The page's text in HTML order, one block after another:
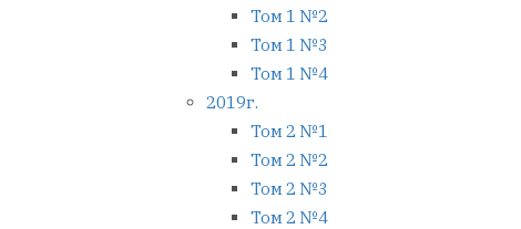
Том 1 №2
Том 1 №3
Том 1 №4
2019г.
Том 2 №1
Том 2 №2
Том 2 №3
Том 2 №4